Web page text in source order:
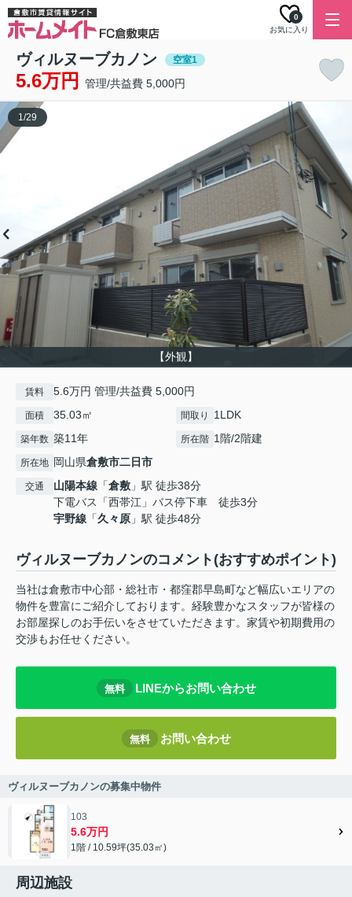
お気に入り
0
ヴィルヌーブカノン 空室1
5.6万円 管理/共益費 5,000円
【外観】
1/29
賃料 5.6万円 管理/共益費 5,000円
面積 35.03㎡ 間取り 1LDK
築年数 築11年 所在階 1階/2階建
所在地 岡山県倉敷市二日市
交通 山陽本線 「倉敷 」駅 徒歩38分
下電バス「西帯江」バス停下車 徒歩3分
宇野線 「久々原 」駅 徒歩48分
ヴィルヌーブカノンのコメント(おすすめポイント)
当社は倉敷市中心部・総社市・都窪郡早島町など幅広いエリアの
物件を豊富にご紹介しております。経験豊かなスタッフが皆様の
お部屋探しのお手伝いをさせていただきます。家賃や初期費用の
交渉もお任せください。
無料 LINEからお問い合わせ
無料 お問い合わせ
ヴィルヌーブカノンの募集中物件
103
5.6万円
1階 / 10.59坪(35.03㎡)
周辺施設